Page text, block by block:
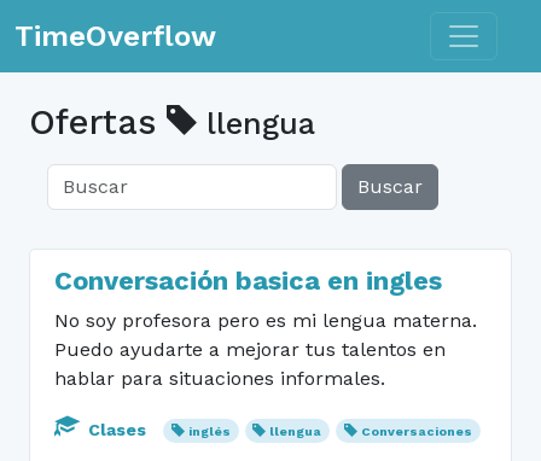
TimeOverflow Toggle
Ofertas llengua
Buscar
Conversación basica en ingles
No soy profesora pero es mi lengua materna.
Puedo ayudarte a mejorar tus talentos en
hablar para situaciones informales.
Clases inglés llengua Conversaciones